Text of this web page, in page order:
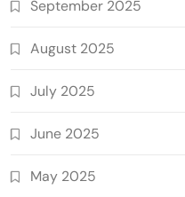
September 2025
August 2025
July 2025
June 2025
May 2025